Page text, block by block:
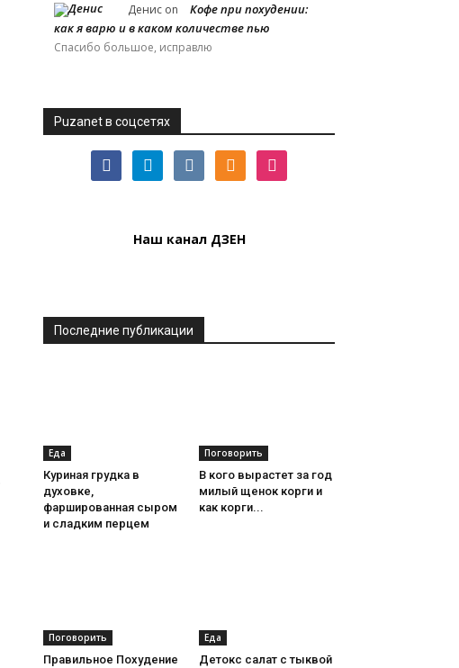
Денис on
Кофе при похудении:
как я варю и в каком количестве пью
Спасибо большое, исправлю
Puzanet в соцсетях
facebooktelegram vkontakteodnoklassnikiinstagram
Наш канал ДЗЕН
Последние публикации
Еда
Куриная грудка в
духовке,
фаршированная сыром
и сладким перцем
Поговорить
В кого вырастет за год
милый щенок корги и
как корги...
Поговорить
Правильное Похудение
Еда
Детокс салат с тыквой